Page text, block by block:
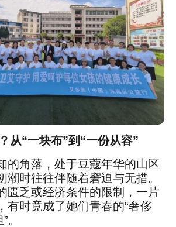
从“一块布”到“一份从容”
的角落，处于豆蔻年华的山区
潮时往往伴随着窘迫与无措。
匮乏或经济条件的限制，一片
有时竟成了她们青春的“奢侈
。